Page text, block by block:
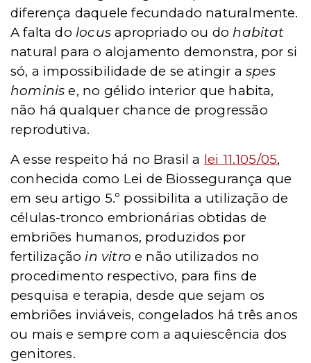
diferença daquele fecundado naturalmente.
A falta do locus apropriado ou do habitat
natural para o alojamento demonstra, por si
só, a impossibilidade de se atingir aspes
hominis e, no gélido interior que habita,
não há qualquer chance de progressão
reprodutiva.
A esse respeito há no Brasil a lei 11.105/05,
conhecida como Lei de Biossegurança que
em seu artigo 5.º possibilita a utilização de
células-tronco embrionárias obtidas de
embriões humanos, produzidos por
fertilização in vitro e não utilizados no
procedimento respectivo, para fins de
pesquisa e terapia, desde que sejam os
embriões inviáveis, congelados há três anos
ou mais e sempre com a aquiescência dos
genitores.